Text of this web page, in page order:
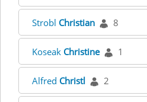
Strobl Christian 8
Koseak Christine 1
Alfred Christl 2